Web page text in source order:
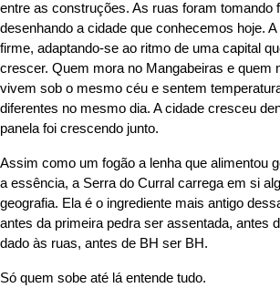
entre as construções. As ruas foram tomando
desenhando a cidade que conhecemos hoje.
firme, adaptando-se ao ritmo de uma capital
crescer. Quem mora no Mangabeiras e quem
vivem sob o mesmo céu e sentem
diferentes no mesmo dia. A cidade cresceu
panela foi crescendo junto.
Assim como um fogão a lenha que alimentou
a essência, a Serra do Curral carrega em si
geografia. Ela é o ingrediente mais antigo
antes da primeira pedra ser assentada, antes
dado às ruas, antes de BH ser BH.
Só quem sobe até lá entende tudo.